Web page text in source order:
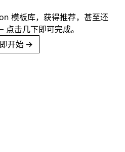
模板库，获得推荐，甚至还
击几下即可完成。
开始 →